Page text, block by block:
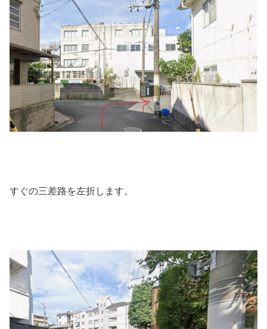
すぐの三差路を左折します。